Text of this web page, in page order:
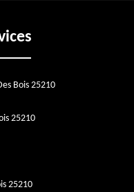
Bois 25210
25210
25210